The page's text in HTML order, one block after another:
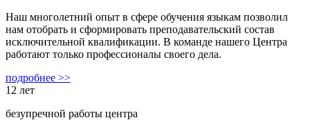
Наш многолетний опыт в сфере обучения языкам позволил
нам отобрать и сформировать преподавательский состав
исключительной квалификации. В команде нашего Центра
работают только профессионалы своего дела.
подробнее >>
12 лет
безупречной работы центра